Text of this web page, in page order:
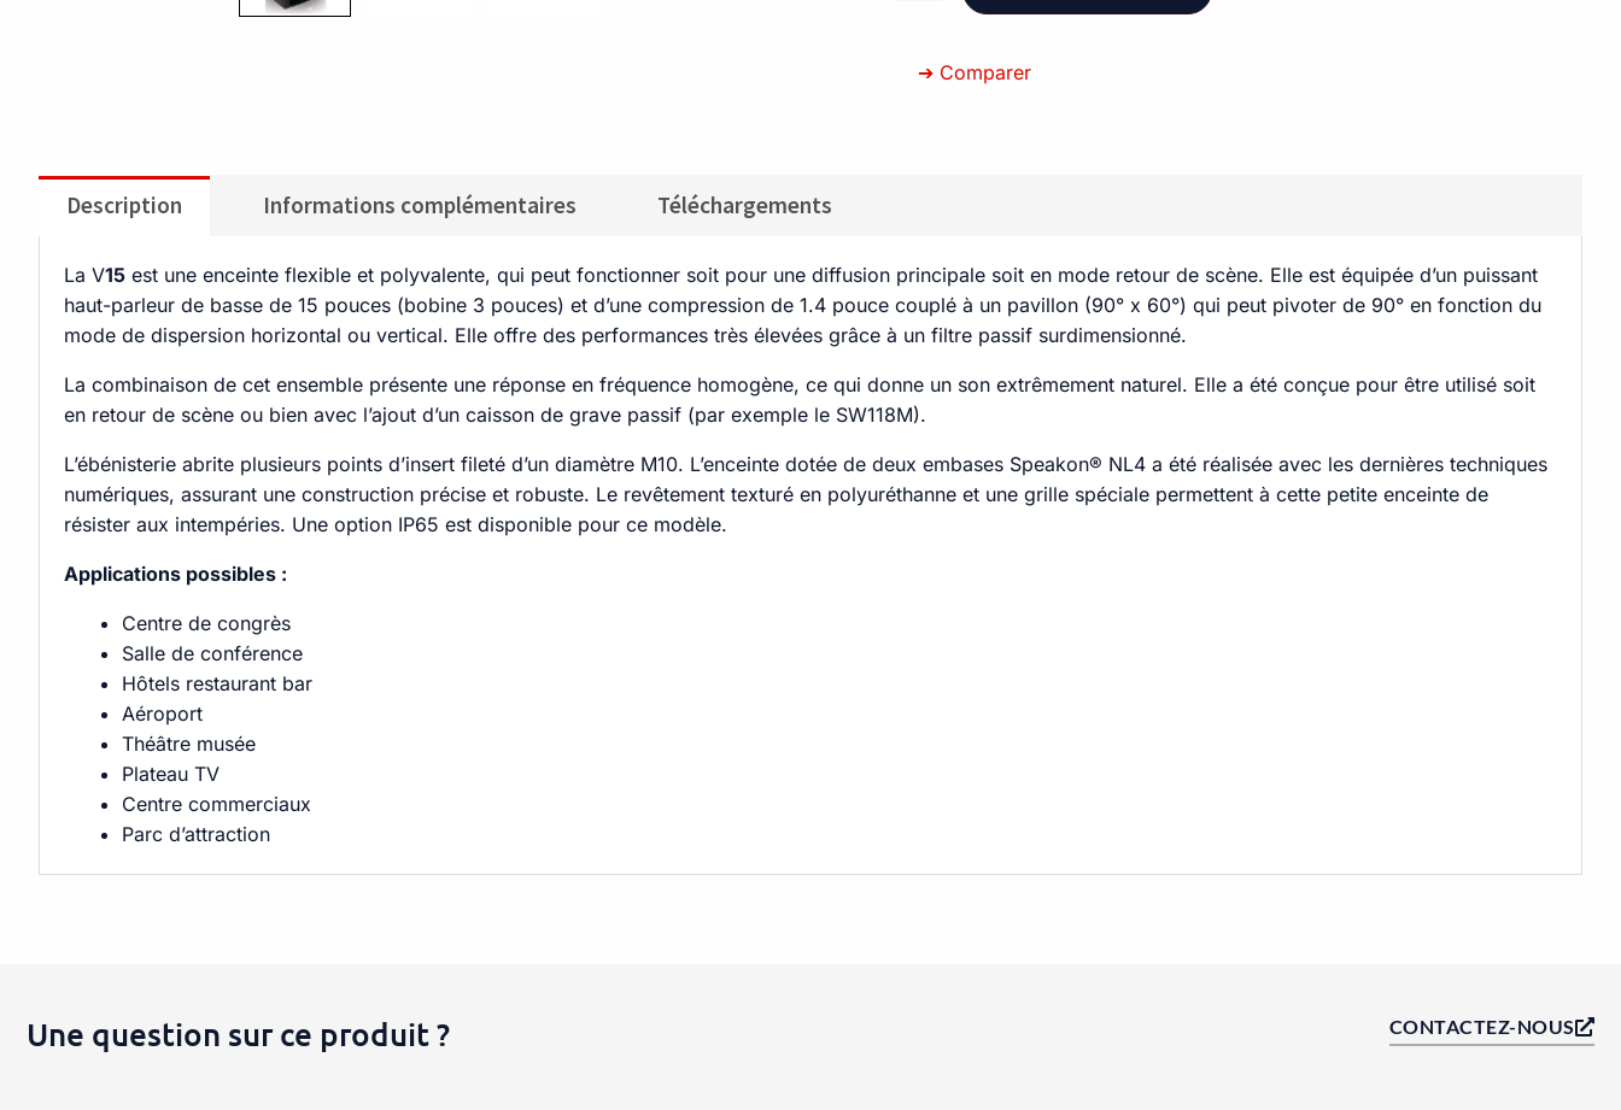
➔ Comparer
Description Informations complémentaires Téléchargements
La V15 est une enceinte flexible et polyvalente, qui peut fonctionner soit pour une diffusion principale soit en mode retour de scène. Elle est équipée d’un puissant
haut-parleur de basse de 15 pouces (bobine 3 pouces) et d’une compression de 1.4 pouce couplé à un pavillon (90° x 60°) qui peut pivoter de 90° en fonction du
mode de dispersion horizontal ou vertical. Elle offre des performances très élevées grâce à un filtre passif surdimensionné.
La combinaison de cet ensemble présente une réponse en fréquence homogène, ce qui donne un son extrêmement naturel. Elle a été conçue pour être utilisé soit
en retour de scène ou bien avec l’ajout d’un caisson de grave passif (par exemple le SW118M).
L’ébénisterie abrite plusieurs points d’insert fileté d’un diamètre M10. L’enceinte dotée de deux embases Speakon® NL4 a été réalisée avec les dernières techniques
numériques, assurant une construction précise et robuste. Le revêtement texturé en polyuréthanne et une grille spéciale permettent à cette petite enceinte de
résister aux intempéries. Une option IP65 est disponible pour ce modèle.
Applications possibles :
Centre de congrès
Salle de conférence
Hôtels restaurant bar
Aéroport
Théâtre musée
Plateau TV
Centre commerciaux
Parc d’attraction
Une question sur ce produit ? CONTACTEZ-NOUS